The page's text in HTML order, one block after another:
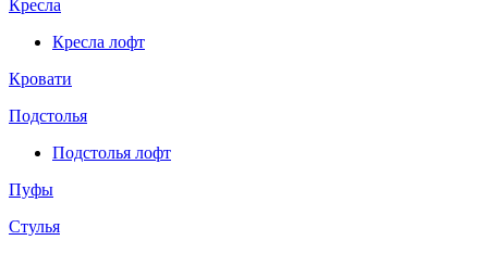
Кресла
Кресла лофт
Кровати
Подстолья
Подстолья лофт
Пуфы
Стулья